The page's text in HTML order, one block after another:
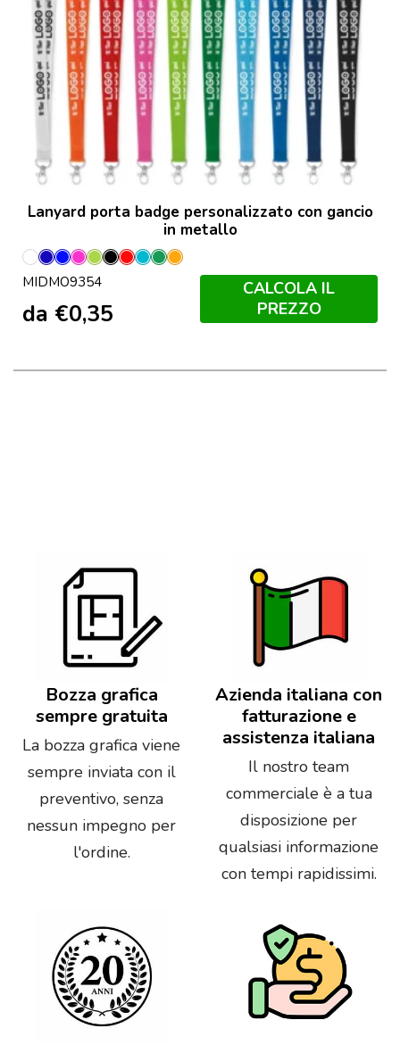
Lanyard porta badge personalizzato con gancio
in metallo
Bianco
BluBlu
Royal
Fucsia
LimeNeroRosso
Turchese
VerdeArancio
MIDMO9354
da €0,35
CALCOLA IL
PREZZO
Bozza grafica
sempre gratuita
La bozza grafica viene
sempre inviata con il
preventivo, senza
nessun impegno per
l'ordine.
Azienda italiana con
fatturazione e
assistenza italiana
Il nostro team
commerciale è a tua
disposizione per
qualsiasi informazione
con tempi rapidissimi.